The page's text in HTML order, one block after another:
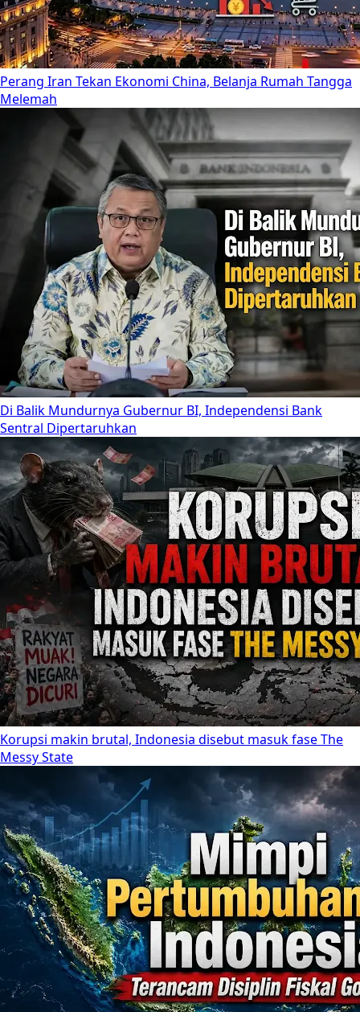
Perang Iran Tekan Ekonomi China, Belanja Rumah Tangga
Melemah
Di Balik Mundurnya Gubernur BI, Independensi Bank
Sentral Dipertaruhkan
Korupsi makin brutal, Indonesia disebut masuk fase The
Messy State